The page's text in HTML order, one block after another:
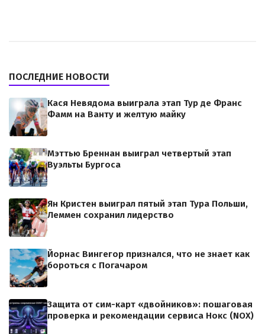
ПОСЛЕДНИЕ НОВОСТИ
Кася Невядома выиграла этап Тур де Франс
Фамм на Ванту и желтую майку
Мэттью Бреннан выиграл четвертый этап
Вуэльты Бургоса
Ян Кристен выиграл пятый этап Тура Польши,
Леммен сохранил лидерство
Йорнас Вингегор признался, что не знает как
бороться с Погачаром
Защита от сим-карт «двойников»: пошаговая
проверка и рекомендации сервиса Нокс (NOX)